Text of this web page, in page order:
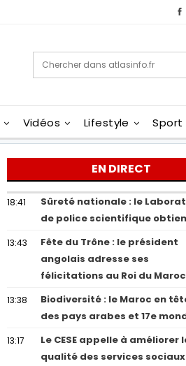
Vidéos Lifestyle Sport
EN DIRECT
18:41
Sûreté nationale : le
de police scientifique
13:43
Fête du Trône : le président
angolais adresse ses
félicitations au Roi du Maroc
13:38
Biodiversité : le Maroc en
des pays arabes et 17e
13:17
Le CESE appelle à améliorer
qualité des services sociaux